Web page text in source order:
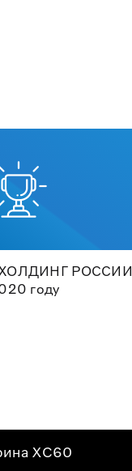
РОССИИ
году
XC60